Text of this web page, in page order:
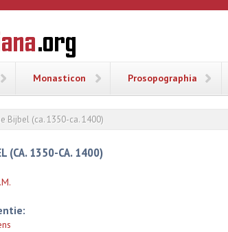
Monasticon Prosopographia
Bijbel (ca. 1350-ca. 1400)
(CA. 1350-CA. 1400)